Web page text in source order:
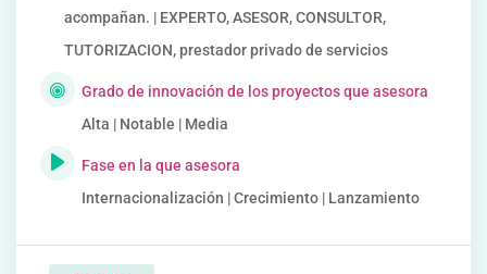
acompañan. | EXPERTO, ASESOR, CONSULTOR,
TUTORIZACION, prestador privado de servicios
Grado de innovación de los proyectos que asesora
Alta | Notable | Media
Fase en la que asesora
Internacionalización | Crecimiento | Lanzamiento